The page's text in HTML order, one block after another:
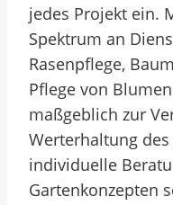
jedes Projekt ein.
Spektrum an
Rasenpflege,
Pflege von
maßgeblich zur
Werterhaltung
individuelle
Gartenkonzepten